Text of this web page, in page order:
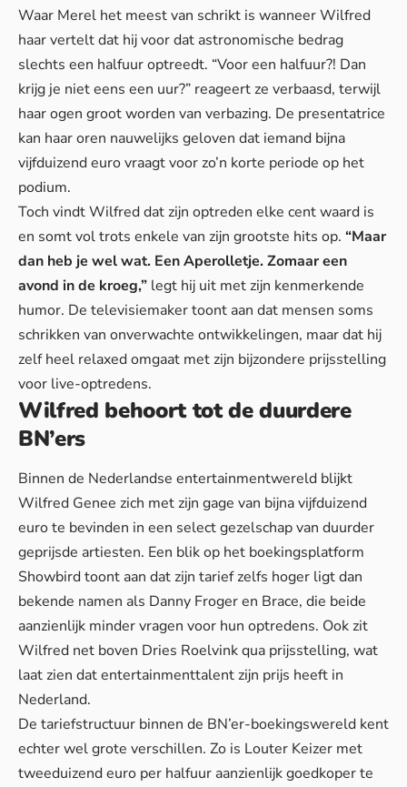
Waar Merel het meest van schrikt is wanneer Wilfred
haar vertelt dat hij voor dat astronomische bedrag
slechts een halfuur optreedt. “Voor een halfuur?! Dan
krijg je niet eens een uur?” reageert ze verbaasd, terwijl
haar ogen groot worden van verbazing. De presentatrice
kan haar oren nauwelijks geloven dat iemand bijna
vijfduizend euro vraagt voor zo’n korte periode op het
podium.
Toch vindt Wilfred dat zijn optreden elke cent waard is
en somt vol trots enkele van zijn grootste hits op. “Maar
dan heb je wel wat. Een Aperolletje. Zomaar een
avond in de kroeg,” legt hij uit met zijn kenmerkende
humor. De televisiemaker toont aan dat mensen soms
schrikken van onverwachte ontwikkelingen, maar dat hij
zelf heel relaxed omgaat met zijn bijzondere prijsstelling
voor live-optredens.
Wilfred behoort tot de duurdere
BN’ers
Binnen de Nederlandse entertainmentwereld blijkt
Wilfred Genee zich met zijn gage van bijna vijfduizend
euro te bevinden in een select gezelschap van duurder
geprijsde artiesten. Een blik op het boekingsplatform
Showbird toont aan dat zijn tarief zelfs hoger ligt dan
bekende namen als Danny Froger en Brace, die beide
aanzienlijk minder vragen voor hun optredens. Ook zit
Wilfred net boven Dries Roelvink qua prijsstelling, wat
laat zien datentertainmenttalentzijn prijs heeft in
Nederland.
De tariefstructuur binnen de BN’er-boekingswereld kent
echter wel grote verschillen. Zo is Louter Keizer met
tweeduizend euro per halfuur aanzienlijk goedkoper te